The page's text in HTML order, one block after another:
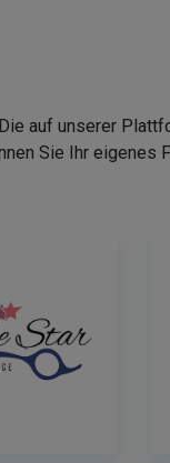
auf unserer
Sie Ihr eigenes